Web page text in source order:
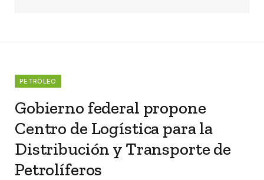
PETRÓLEO
Gobierno federal propone
Centro de Logística para la
Distribución y Transporte de
Petrolíferos